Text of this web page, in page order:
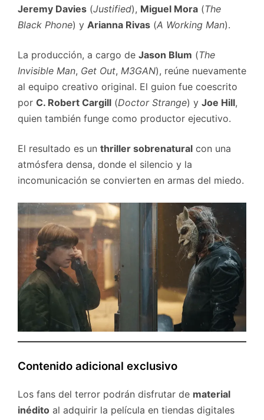
Jeremy Davies (Justified), Miguel Mora (The
Black Phone) y Arianna Rivas (A Working Man).
La producción, a cargo de Jason Blum (The
Invisible Man, Get Out, M3GAN), reúne nuevamente
al equipo creativo original. El guion fue coescrito
por C. Robert Cargill (Doctor Strange) y Joe Hill,
quien también funge como productor ejecutivo.
El resultado es un thriller sobrenatural con una
atmósfera densa, donde el silencio y la
incomunicación se convierten en armas del miedo.
Contenido adicional exclusivo
Los fans del terror podrán disfrutar de material
inédito al adquirir la película en tiendas digitales